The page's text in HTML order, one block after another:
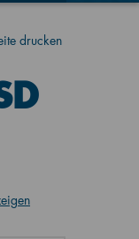
drucken